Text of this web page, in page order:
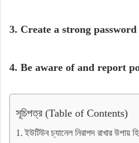
3. Create a strong password
4. Be aware of and report
সূচিপত্র (Table of Contents)
ইউটিউব চ্যানেল নিরাপদ রাখার উপায়